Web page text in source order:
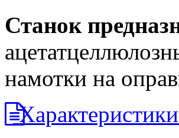
Станок
намотки на
Характеристики